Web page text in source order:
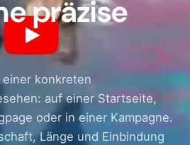
präzise
konkreten
auf einer Startseite,
oder in einer Kampagne.
Länge und Einbindung